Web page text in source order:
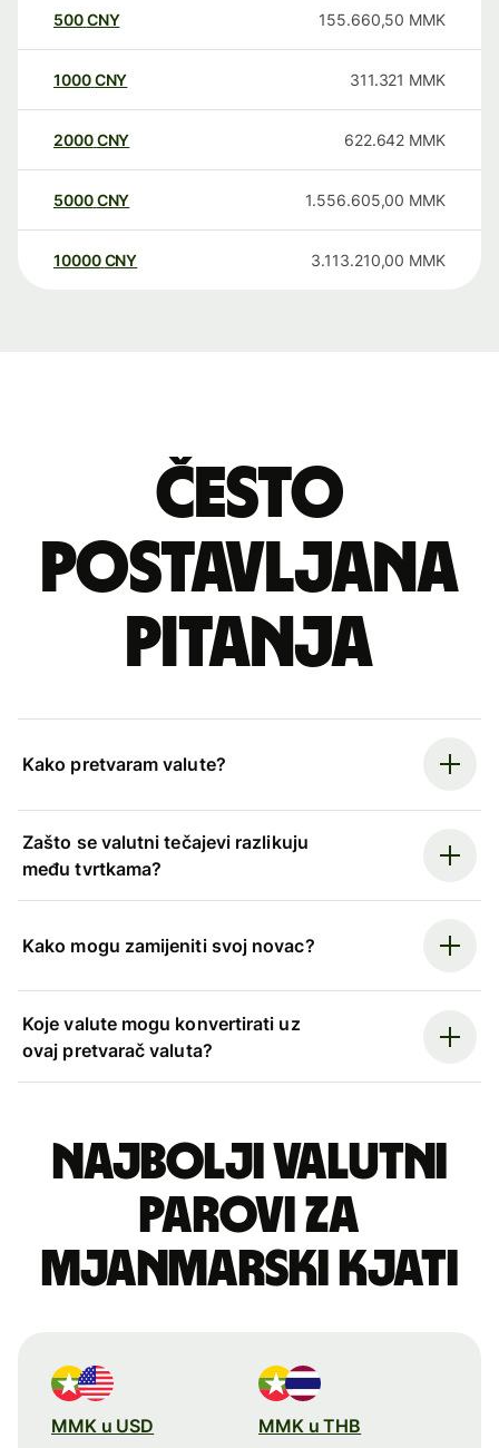
500CNY 155.660,50 MMK
1000CNY 311.321 MMK
2000CNY 622.642 MMK
5000CNY 1.556.605,00 MMK
10000 CNY 3.113.210,00 MMK
Često
postavljana
pitanja
Kako pretvaram valute?
Zašto se valutni tečajevi razlikuju
među tvrtkama?
Kako mogu zamijeniti svoj novac?
Koje valute mogu konvertirati uz
ovaj pretvarač valuta?
Najbolji valutni
parovi za
mjanmarski kjati
MMK u USD MMK u THB